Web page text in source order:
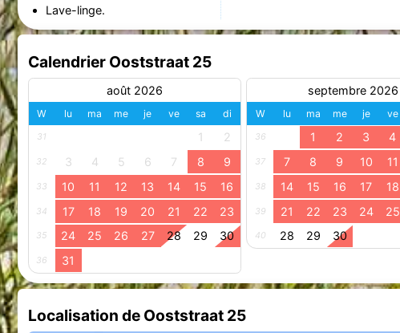
Lave-linge.
Calendrier Ooststraat 25
août 2026
W lu ma me je ve sa di
31 1 2
32 3 4 5 6 7 8 9
33 10 11 12 13 14 15 16
34 17 18 19 20 21 22 23
35 24 25 26 27 28 29 30
36 31
septembre 2026
W lu ma me je ve
36 1 2 3 4
37 7 8 9 10 11
38 14 15 16 17 18
39 21 22 23 24 25
40 28 29 30
Localisation de Ooststraat 25